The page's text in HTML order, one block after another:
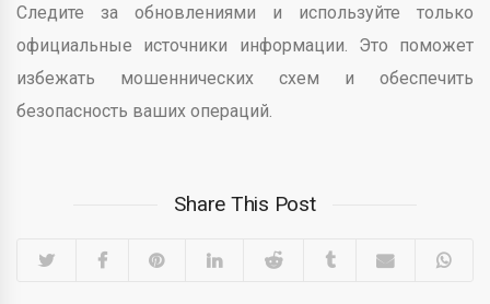
Следите за обновлениями и используйте только
официальные источники информации. Это поможет
избежать мошеннических схем и обеспечить
безопасность ваших операций.
Share This Post